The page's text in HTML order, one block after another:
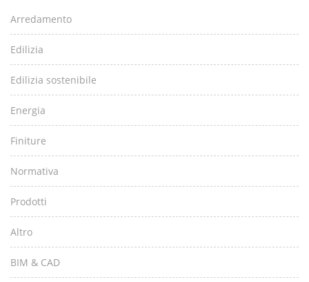
Arredamento
Edilizia
Edilizia sostenibile
Energia
Finiture
Normativa
Prodotti
Altro
BIM & CAD